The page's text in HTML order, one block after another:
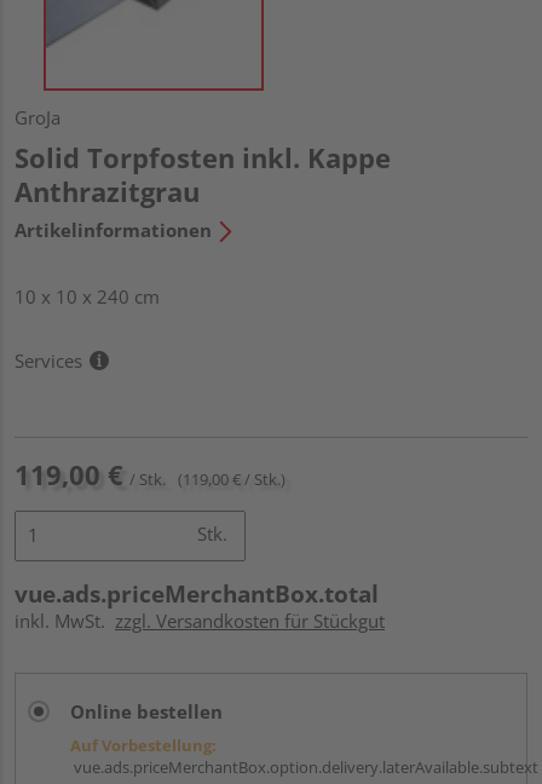
GroJa
Solid Torpfosten inkl. Kappe
Anthrazitgrau
Artikelinformationen
10 x 10 x 240 cm
Services
119,00 € / Stk. (119,00 € / Stk.)
Stk.
vue.ads.priceMerchantBox.total
inkl. MwSt. zzgl. Versandkosten für Stückgut
Online bestellen
Auf Vorbestellung:
vue.ads.priceMerchantBox.option.delivery.laterAvailable.subtext